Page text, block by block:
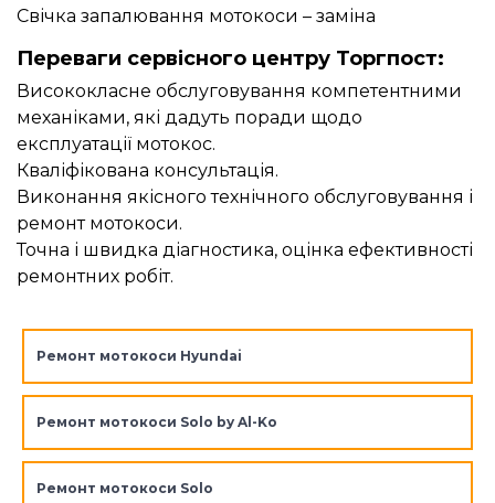
Свічка запалювання мотокоси – заміна
Переваги сервісного центру Торгпост:
Висококласне обслуговування компетентними
механіками, які дадуть поради щодо
експлуатації мотокос.
Кваліфікована консультація.
Виконання якісного технічного обслуговування і
ремонт мотокоси.
Точна і швидка діагностика, оцінка ефективності
ремонтних робіт.
Ремонт мотокоси Hyundai
Ремонт мотокоси Solo by Al-Ko
Ремонт мотокоси Solo